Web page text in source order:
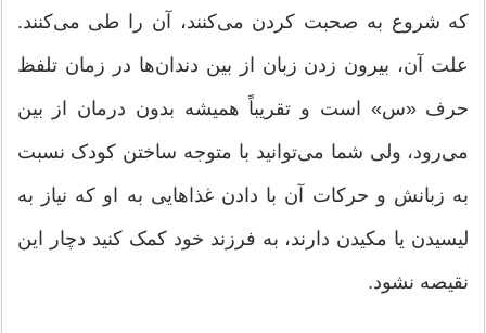
که شروع به صحبت کردن می‌کنند، آن را طی می‌کنند.
علت آن، بیرون زدن زبان از بین دندان‌ها در زمان تلفظ
حرف «س» است و تقریباً همیشه بدون درمان از بین
می‌رود، ولی شما می‌توانید با متوجه ساختن کودک نسبت
به زبانش و حرکات آن با دادن غذاهایی به او که نیاز به
لیسیدن یا مکیدن دارند، به فرزند خود کمک کنید دچار این
نقیصه نشود.